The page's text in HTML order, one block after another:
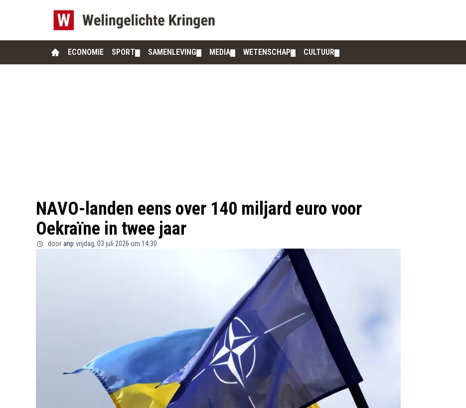
ECONOMIE SPORT SAMENLEVING MEDIA WETENSCHAP CULTUUR
NAVO-landen eens over 140 miljard euro voor
Oekraïne in twee jaar
door anp vrijdag, 03 juli 2026 om 14:30